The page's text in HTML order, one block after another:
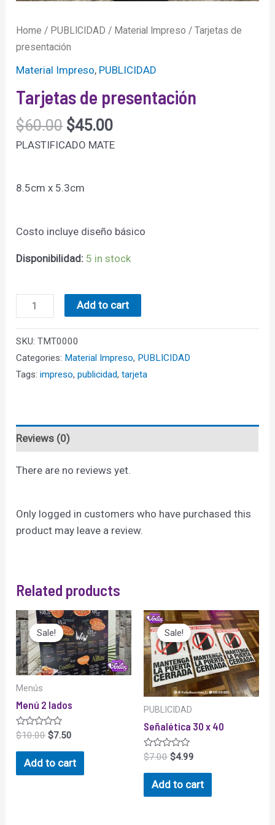
Home / PUBLICIDAD / Material Impreso / Tarjetas de
presentación
Material Impreso, PUBLICIDAD
Tarjetas de presentación
$60.00 $45.00
PLASTIFICADO MATE
8.5cm x 5.3cm
Costo incluye diseño básico
Disponibilidad: 5 in stock
Tarjetas
de
Add to cart
SKU:TMT0000
Categories: Material Impreso, PUBLICIDAD
Tags:impreso,publicidad,tarjeta
Reviews (0)
There are no reviews yet.
Only logged in customers who have purchased this
product may leave a review.
Related products
Sale!
Sale!
Menús
Menú 2 lados
Rated
0
out
$10.00 $7.50
Add to cart
Sale!
Sale!
PUBLICIDAD
Señalética 30 x 40
Rated
0
out
$7.00 $4.99
Add to cart